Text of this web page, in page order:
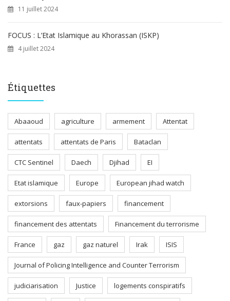
11 juillet 2024
FOCUS : L’Etat Islamique au Khorassan (ISKP)
4 juillet 2024
Étiquettes
Abaaoud agriculture armement Attentat
attentats attentats de Paris Bataclan
CTC Sentinel Daech Djihad EI
Etat islamique Europe European jihad watch
extorsions faux-papiers financement
financement des attentats Financement du terrorisme
France gaz gaz naturel Irak ISIS
Journal of Policing Intelligence and Counter Terrorism
judiciarisation Justice logements conspiratifs